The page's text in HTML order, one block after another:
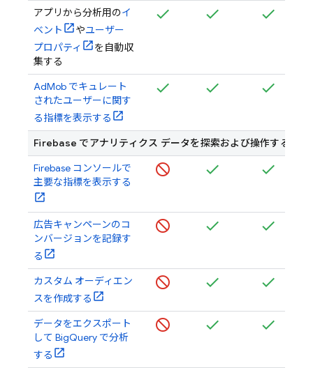
アプリから分析用のイ
ベント
やユーザー
プロパティ
を自動収
集する
AdMob でキュレート
されたユーザーに関す
る指標を表示する
Firebase でアナリティクス データを探索および操作する
Firebase コンソールで
主要な指標を表示する
広告キャンペーンのコ
ンバージョンを記録す
る
カスタム オーディエン
スを作成する
データをエクスポート
して BigQuery で分析
する